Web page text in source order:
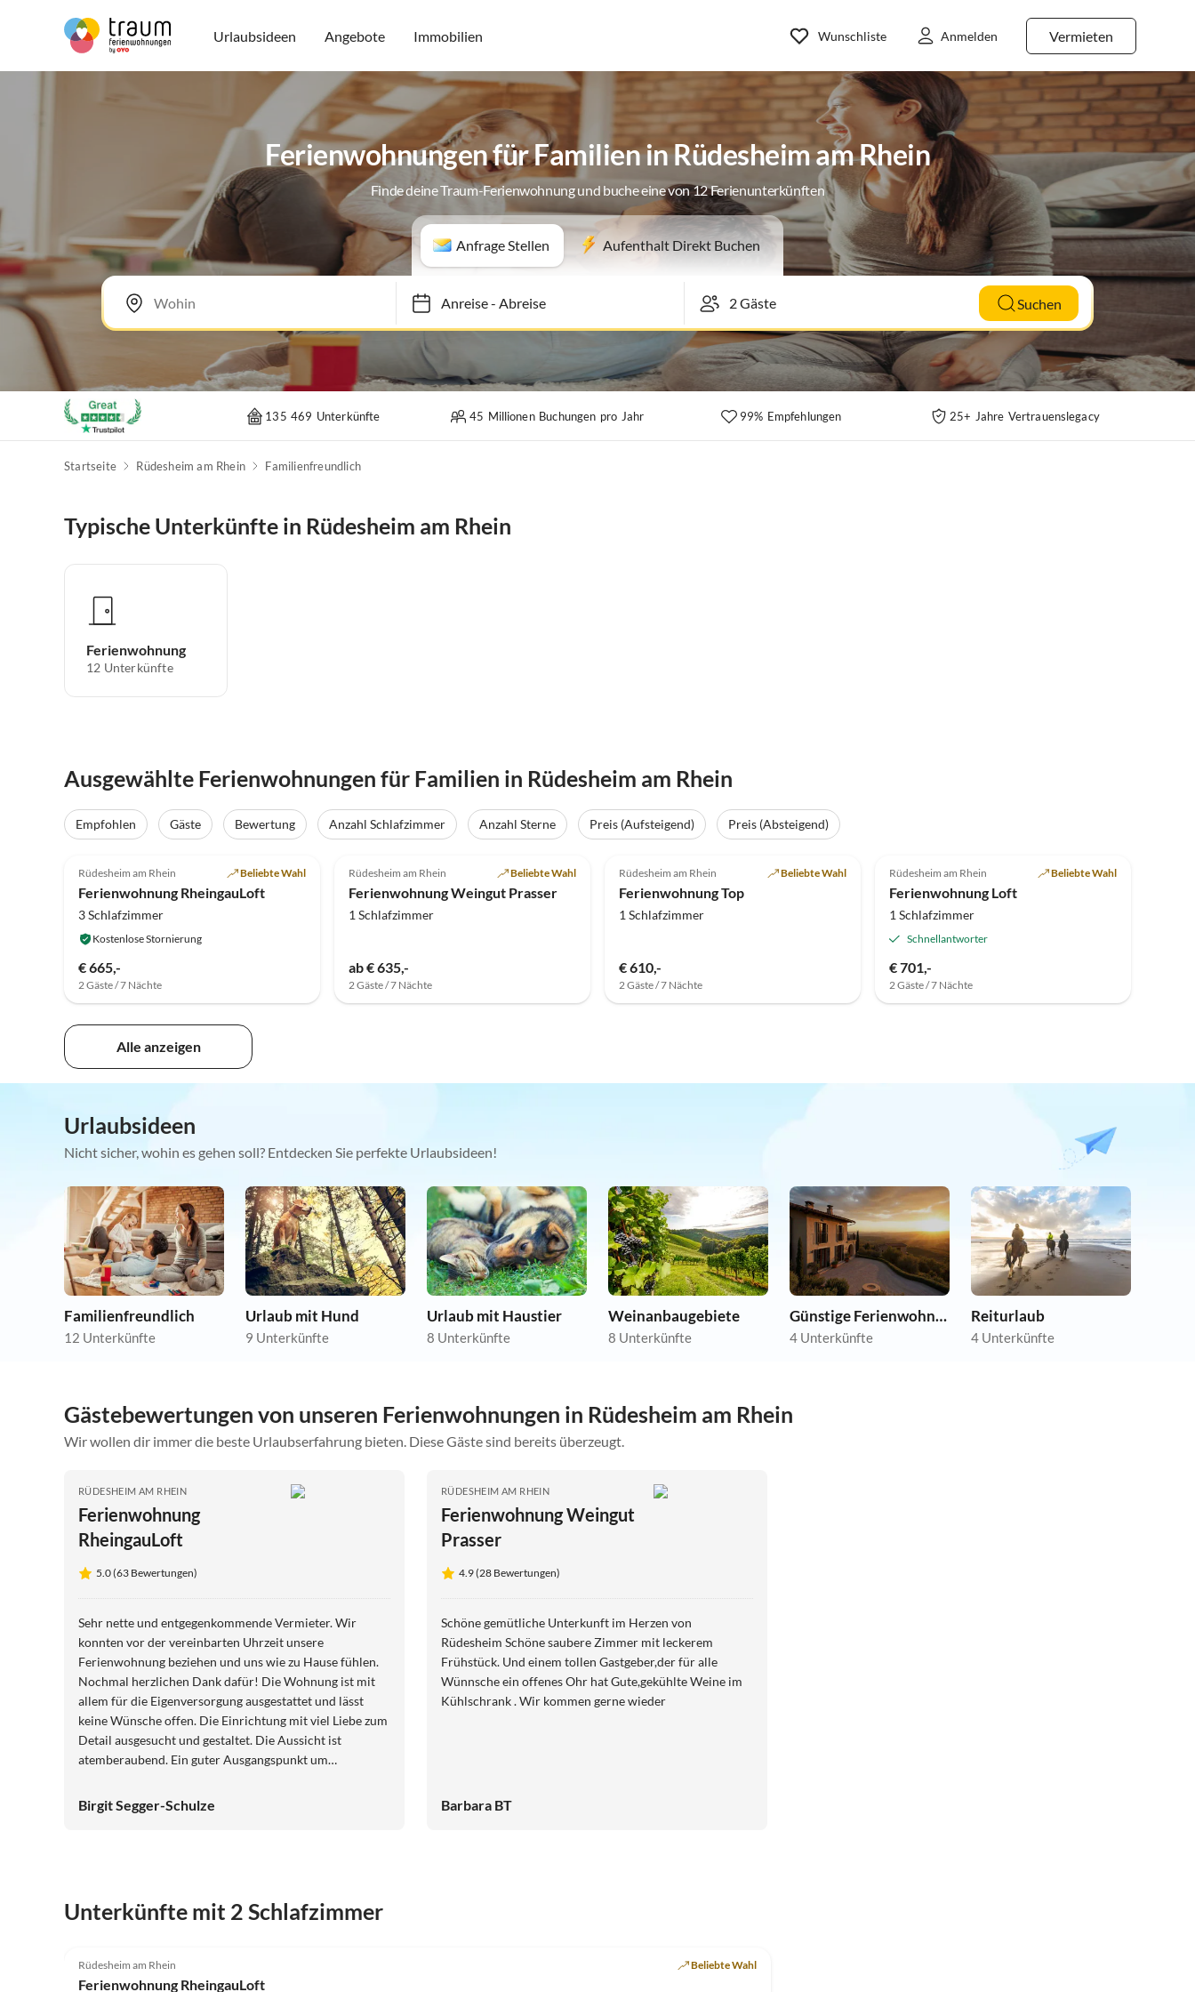
Urlaubsideen Angebote Immobilien Vermieten
Wunschliste Anmelden
Ferienwohnungen für Familien in Rüdesheim am Rhein
Finde deine Traum-Ferienwohnung und buche eine von 12 Ferienunterkünften
Anfrage Stellen Aufenthalt Direkt Buchen
Anreise-Abreise Suchen
135 469 Unterkünfte 45 Millionen Buchungen pro Jahr 99% Empfehlungen 25+ Jahre Vertrauenslegacy
Startseite Rüdesheim am Rhein Familienfreundlich
Typische Unterkünfte in Rüdesheim am Rhein
Ferienwohnung
12 Unterkünfte
Ausgewählte Ferienwohnungen für Familien in Rüdesheim am Rhein
Empfohlen Gäste Bewertung Anzahl Schlafzimmer Anzahl Sterne Preis (Aufsteigend)
Preis (Absteigend)
Rüdesheim am Rhein Beliebte Wahl
Ferienwohnung RheingauLoft
3 Schlafzimmer
Kostenlose Stornierung
€ 665,-
2 Gäste / 7 Nächte
Rüdesheim am Rhein Beliebte Wahl
Ferienwohnung Weingut Prasser
1 Schlafzimmer
ab € 635,-
2 Gäste / 7 Nächte
Rüdesheim am Rhein Beliebte Wahl
Ferienwohnung Top
1 Schlafzimmer
€ 610,-
2 Gäste / 7 Nächte
Rüdesheim am Rhein Beliebte Wahl
Ferienwohnung Loft
1 Schlafzimmer
Schnellantworter
€ 701,-
2 Gäste / 7 Nächte
Alle anzeigen
Urlaubsideen
Nicht sicher, wohin es gehen soll? Entdecken Sie perfekte Urlaubsideen!
Familienfreundlich
12 Unterkünfte
Urlaub mit Hund
9 Unterkünfte
Urlaub mit Haustier
8 Unterkünfte
Weinanbaugebiete
8 Unterkünfte
Günstige Ferienwohnungen
4 Unterkünfte
Reiturlaub
4 Unterkünfte
Gästebewertungen von unseren Ferienwohnungen in Rüdesheim am Rhein
Wir wollen dir immer die beste Urlaubserfahrung bieten. Diese Gäste sind bereits überzeugt.
RÜDESHEIM AM RHEIN
Ferienwohnung
RheingauLoft
5.0 (63 Bewertungen)
Sehr nette und entgegenkommende Vermieter. Wir
konnten vor der vereinbarten Uhrzeit unsere
Ferienwohnung beziehen und uns wie zu Hause fühlen.
Nochmal herzlichen Dank dafür! Die Wohnung ist mit
allem für die Eigenversorgung ausgestattet und lässt
keine Wünsche offen. Die Einrichtung mit viel Liebe zum
Detail ausgesucht und gestaltet. Die Aussicht ist
atemberaubend. Ein guter Ausgangspunkt um
Rheingau zu starten, um Sehenswürdigkeiten zu
erreichen. Wir haben uns sehr wohl und willkommen
Birgit Segger-Schulze
RÜDESHEIM AM RHEIN
Ferienwohnung Weingut
Prasser
4.9 (28 Bewertungen)
Schöne gemütliche Unterkunft im Herzen von
Rüdesheim Schöne saubere Zimmer mit leckerem
Frühstück. Und einem tollen Gastgeber,der für alle
Wünnsche ein offenes Ohr hat Gute,gekühlte Weine im
Kühlschrank . Wir kommen gerne wieder
Barbara BT
Unterkünfte mit 2 Schlafzimmer
Rüdesheim am Rhein Beliebte Wahl
Ferienwohnung RheingauLoft